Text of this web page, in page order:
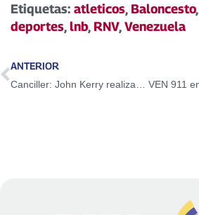
Etiquetas: atleticos, Baloncesto,
deportes,lnb, RNV,Venezuela
ANTERIOR